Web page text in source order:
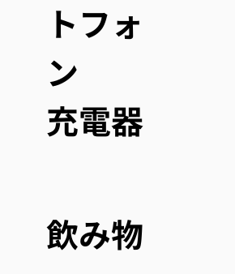
トフォ
ン
充電器
飲み物